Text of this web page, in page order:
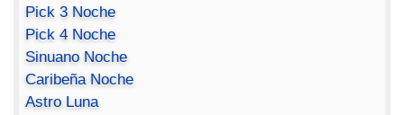
Pick 3 Noche
Pick 4 Noche
Sinuano Noche
Caribeña Noche
Astro Luna